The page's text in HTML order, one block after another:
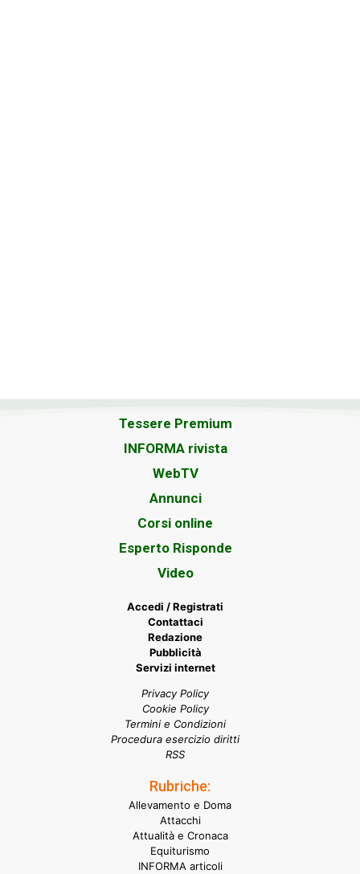
Tessere Premium
INFORMA rivista
WebTV
Annunci
Corsi online
Esperto Risponde
Video
Accedi / Registrati
Contattaci
Redazione
Pubblicità
Servizi internet
Privacy Policy
Cookie Policy
Termini e Condizioni
Procedura esercizio diritti
RSS
Rubriche:
Allevamento e Doma
Attacchi
Attualità e Cronaca
Equiturismo
INFORMA articoli